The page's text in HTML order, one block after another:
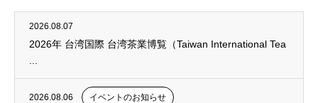
2026.08.07
2026年 台湾国際 台湾茶業博覧（Taiwan International Tea
2026.08.06 イベントのお知らせ